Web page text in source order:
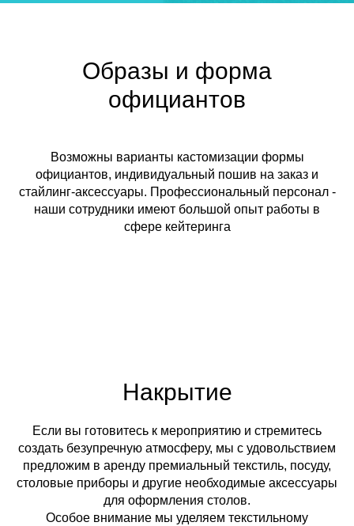
Образы и форма
официантов
Возможны варианты кастомизации формы
официантов, индивидуальный пошив на заказ и
стайлинг-аксессуары. Профессиональный персонал -
наши сотрудники имеют большой опыт работы в
сфере кейтеринга
Накрытие
Если вы готовитесь к мероприятию и стремитесь
создать безупречную атмосферу, мы с удовольствием
предложим в аренду премиальный текстиль, посуду,
столовые приборы и другие необходимые аксессуары
для оформления столов.
Особое внимание мы уделяем текстильному